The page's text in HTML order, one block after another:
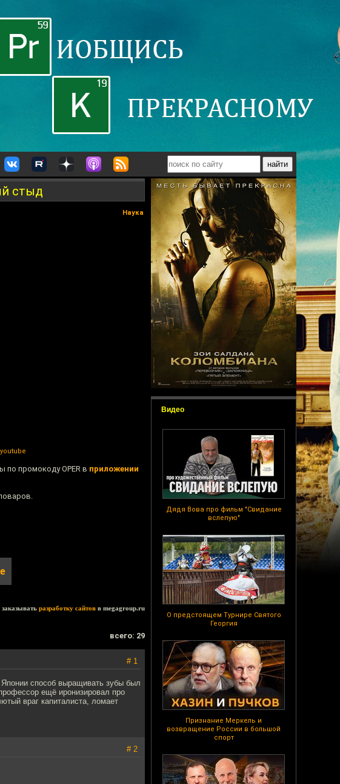
Видео
Дядя Вова про фильм "Свидание
вслепую"
О предстоящем Турнире Святого
Георгия
Признание Меркель и
возвращение России в большой
спорт
стыд
Наука
youtube
по промокоду OPER в приложении
заказывать разработку сайтов в megagroup.ru
всего: 29
# 1
способ выращивать зубы был
ещё иронизировал про
враг капиталиста, ломает
# 2